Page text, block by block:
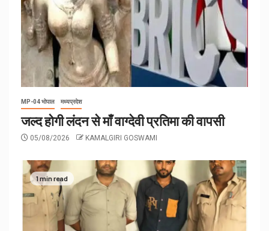
MP-04 भोपाल मध्यप्रदेश
जल्द होगी लंदन से माँ वाग्देवी प्रतिमा की वापसी
05/08/2026 KAMALGIRI GOSWAMI
1 min read